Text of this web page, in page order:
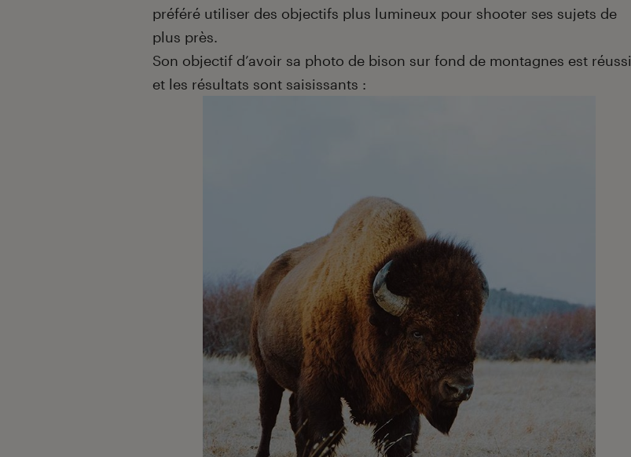
préféré utiliser des objectifs plus lumineux pour shooter ses sujets de
plus près.
Son objectif d’avoir sa photo de bison sur fond de montagnes est réussi
et les résultats sont saisissants :